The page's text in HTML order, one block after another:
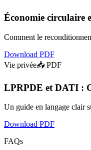
Économie circulaire
Comment le
Download PDF
Vie privée📥 PDF
LPRPDE et DATI :
Un guide en langage clair
Download PDF
FAQs